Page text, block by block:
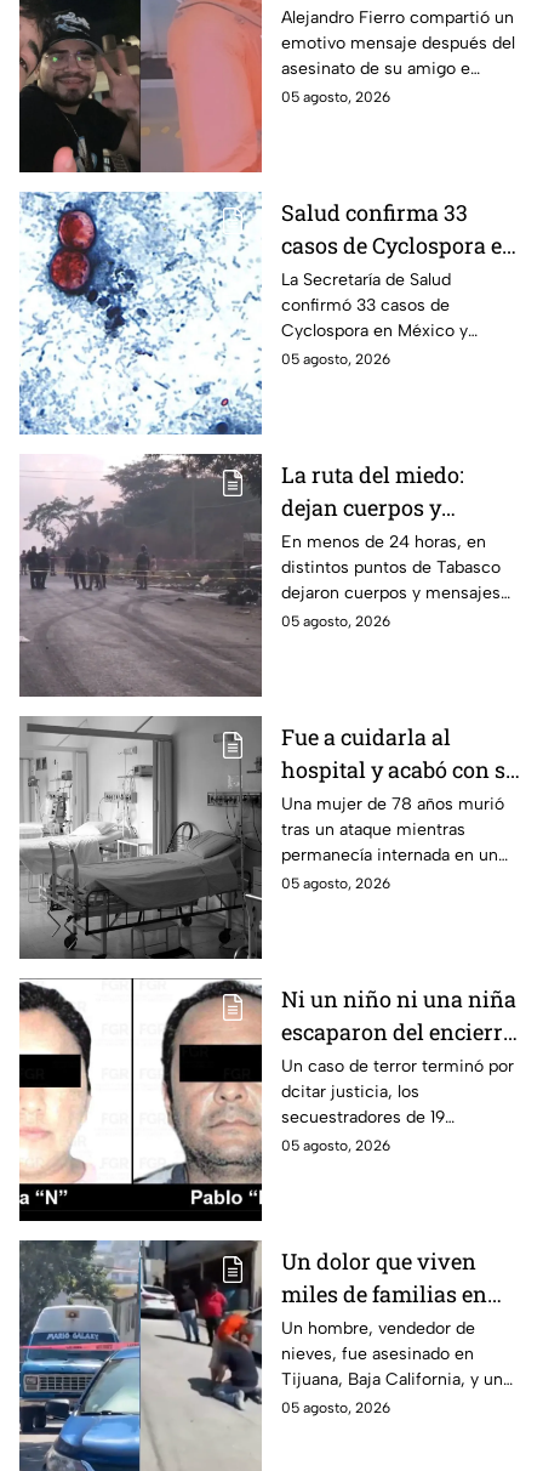
Así reaccionó
Alejandro Fierro al
asesinato del
influencer César
Alejandro Fierro compartió un
emotivo mensaje después del
asesinato de su amigo e
influencer César Gastélum;
05 agosto, 2026
Salud confirma 33
casos de Cyclospora en
México: ¿en qué estado
se reportan los brotes
de diarrea explosiva?
La Secretaría de Salud
confirmó 33 casos de
Cyclospora en México y
mantiene investigaciones en
05 agosto, 2026
La ruta del miedo:
dejan cuerpos y
mensajes criminales
en carreteras de
Tabasco en un solo día
En menos de 24 horas, en
distintos puntos de Tabasco
dejaron cuerpos y mensajes
criminales en varias carreteras
05 agosto, 2026
Fue a cuidarla al
hospital y acabó con su
vida: Hombre habría
asfixiado a su suegra
mientras estaba
internada en Veracruz
Una mujer de 78 años murió
tras un ataque mientras
permanecía internada en un
hospital de Veracruz;
05 agosto, 2026
Ni un niño ni una niña
escaparon del encierro:
así cayó la pareja que
retenía a 19 migrantes
en Puebla
Un caso de terror terminó por
dcitar justicia, los
secuestradores de 19
migrantes recibieron una
05 agosto, 2026
Un dolor que viven
miles de familias en
México: Así se
enteraron los
familiares de un
vendedor de nieves de
Un hombre, vendedor de
nieves, fue asesinado en
Tijuana, Baja California, y un
reportero captó el momento
05 agosto, 2026